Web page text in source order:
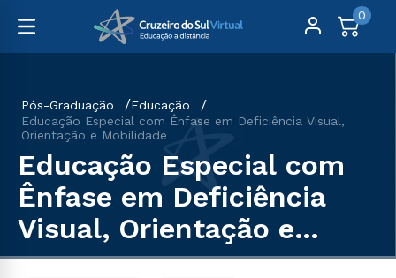
0
Pós-Graduação
Educação
Educação Especial com Ênfase em Deficiência Visual,
Orientação e Mobilidade
Educação Especial com
Ênfase em Deficiência
Visual, Orientação e
Mobilidade